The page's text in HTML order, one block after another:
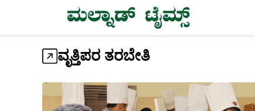
content
ವೃತ್ತಿಪರ ತರಬೇತಿ